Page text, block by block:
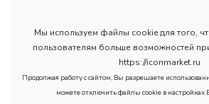
Мы используем файлы cookie для того,
пользователям больше возможностей
https://iconmarket.ru
Продолжая работу с сайтом, Вы разрешаете
можете отключить файлы cookie в настройках